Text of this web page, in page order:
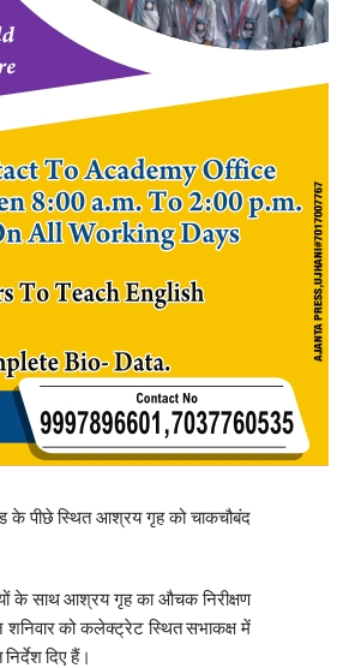
के पीछे स्थित आश्रय गृह को चाकचौबंद
के साथ आश्रय गृह का औचक निरीक्षण
शनिवार को कलेक्ट्रेट स्थित सभाकक्ष में
दिए हैं।